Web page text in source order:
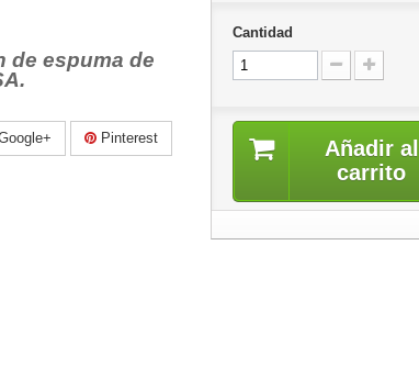
de espuma de
Pinterest
Cantidad
Añadir al
carrito